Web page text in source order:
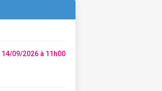
14/09/2026 à 11h00